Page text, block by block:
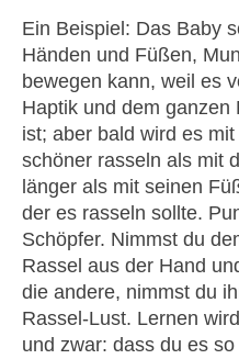
Ein Beispiel: Das Baby
Händen und Füßen,
bewegen kann, weil es
Haptik und dem
ist; aber bald wird es
schöner rasseln als mit
länger als mit seinen
der es rasseln sollte.
Schöpfer. Nimmst du
Rassel aus der Hand
die andere, nimmst du
Rassel-Lust. Lernen
und zwar: dass du es